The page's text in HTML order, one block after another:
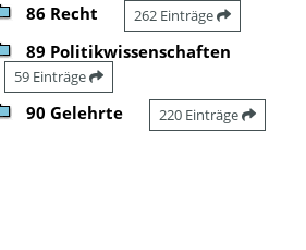
86 Recht 262 Einträge
89 Politikwissenschaften
59 Einträge
90 Gelehrte 220 Einträge